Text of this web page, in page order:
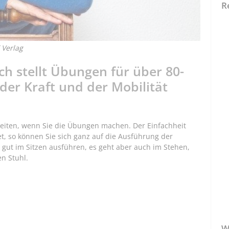
stellt Übungen für über 80­
Kraft und der Mobilität
wenn Sie die Übungen machen. Der Einfachheit
so können Sie sich ganz auf die Ausführung der
im Sitzen ausführen, es geht aber auch im Stehen,
Stuhl.